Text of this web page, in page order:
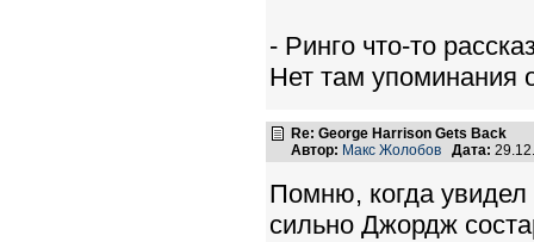
- Ринго что-то
Нет там упоминания
Re: George Harrison Gets Back
Автор: Макс Жолобов Дата:
Помню, когда увидел
сильно Джордж